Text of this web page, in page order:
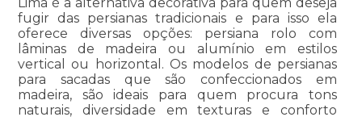
Lima é a alternativa decorativa para quem deseja
fugir das persianas tradicionais e para isso ela
oferece diversas opções: persiana rolo com
lâminas de madeira ou alumínio em estilos
vertical ou horizontal. Os modelos de persianas
para sacadas que são confeccionados em
madeira, são ideais para quem procura tons
naturais, diversidade em texturas e conforto